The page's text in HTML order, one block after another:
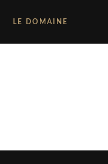
LE DOMAINE